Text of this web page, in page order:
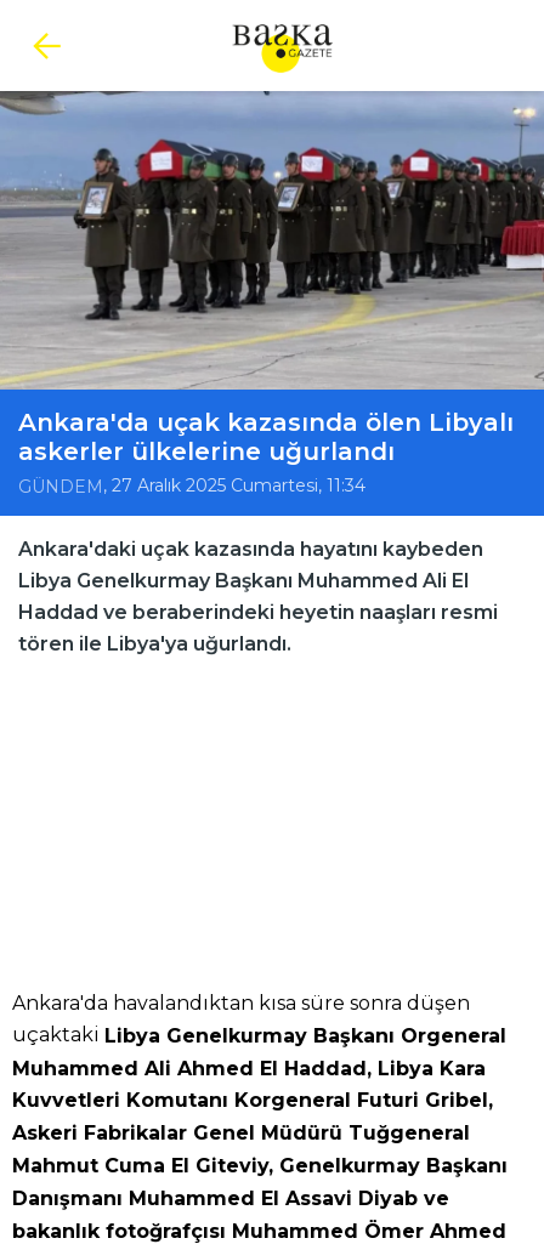
Ankara'da uçak kazasında ölen Libyalı
askerler ülkelerine uğurlandı
GÜNDEM, 27 Aralık 2025 Cumartesi, 11:34
Ankara'daki uçak kazasında hayatını kaybeden
Libya Genelkurmay Başkanı Muhammed Ali El
Haddad ve beraberindeki heyetin naaşları resmi
tören ile Libya'ya uğurlandı.
Ankara'da havalandıktan kısa süre sonra düşen
uçaktaki Libya Genelkurmay Başkanı Orgeneral
Muhammed Ali Ahmed El Haddad, Libya Kara
Kuvvetleri Komutanı Korgeneral Futuri Gribel,
Askeri Fabrikalar Genel Müdürü Tuğgeneral
Mahmut Cuma El Giteviy, Genelkurmay Başkanı
Danışmanı Muhammed El Assavi Diyab ve
bakanlık fotoğrafçısı Muhammed Ömer Ahmed